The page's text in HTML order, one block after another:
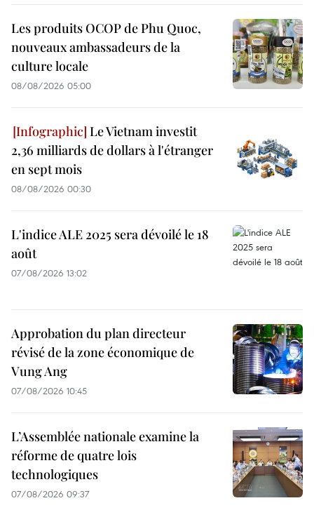
Les produits OCOP de Phu Quoc,
nouveaux ambassadeurs de la
culture locale
08/08/2026 05:00
Le Vietnam investit
2,36 milliards de dollars à l'étranger
en sept mois
08/08/2026 00:30
L'indice ALE 2025 sera dévoilé le 18
août
07/08/2026 13:02
Approbation du plan directeur
révisé de la zone économique de
Vung Ang
07/08/2026 10:45
L’Assemblée nationale examine la
réforme de quatre lois
technologiques
07/08/2026 09:37